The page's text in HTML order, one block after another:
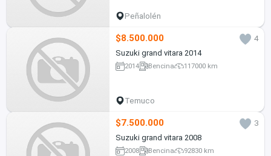
Peñalolén
$8.500.000
4
Suzuki grand vitara 2014
2014 Bencina 117000 km
Temuco
$7.500.000
3
Suzuki grand vitara 2008
2008 Bencina 92830 km